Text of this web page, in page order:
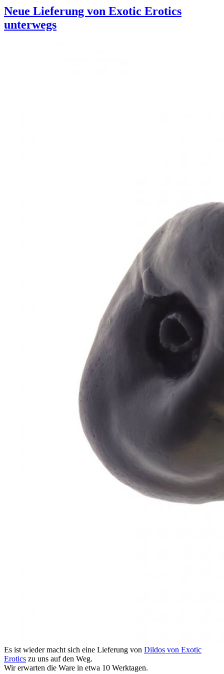
Neue Lieferung von Exotic Erotics
unterwegs
Es ist wieder macht sich eine Lieferung von Dildos von Exotic
Erotics zu uns auf den Weg.
Wir erwarten die Ware in etwa 10 Werktagen.